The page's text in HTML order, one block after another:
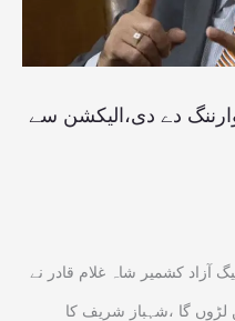
دے دی،الیکشن سے
آزاد کشمیر شاہ غلام قادر نے
لڑوں گا ،شہباز شریف کا